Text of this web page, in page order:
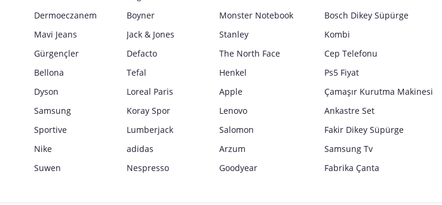
Bahçe işlerinde,
İnşaat İşlerinde kullanılabilir.
Bilgilendirme: Bu ürün; yalnızca mutfak, kamp, doğa sporları, hobi veya mesleki iş süreçlerinde kullanılmak üzere
Dermoeczanem
Boyner
Monster Notebook
Mavi Jeans
Jack & Jones
Stanley
Gürgençler
Defacto
The North Face
Bellona
Tefal
Henkel
Dyson
Loreal Paris
Apple
Samsung
Koray Spor
Lenovo
Sportive
Lumberjack
Salomon
Nike
adidas
Arzum
Suwen
Nespresso Goodyear
Bosch Dikey Süpürge
Kombi
Cep Telefonu
Ps5 Fiyat
Çamaşır Kurutma Makinesi
Ankastre Set
Fakir Dikey Süpürge
Samsung Tv
Fabrika Çanta